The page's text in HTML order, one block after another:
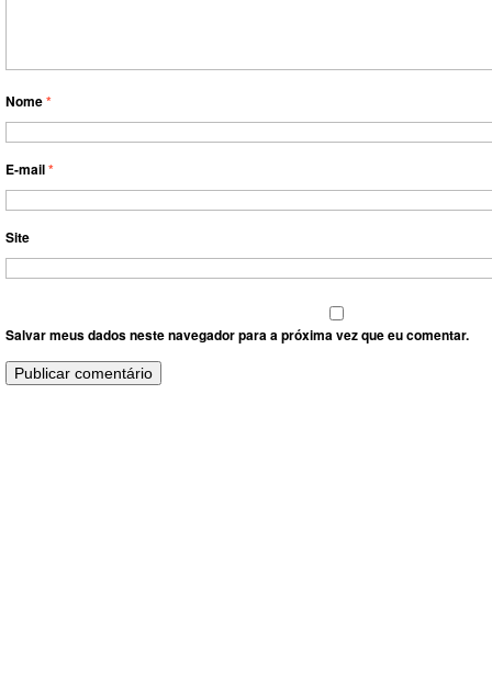
Nome*
E-mail*
Site
Salvar meus dados neste navegador para a próxima vez que eu comentar.